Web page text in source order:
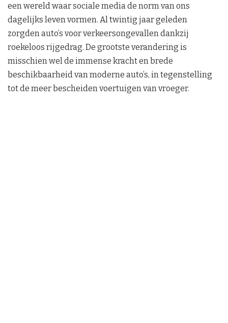
een wereld waar sociale media de norm van ons
dagelijks leven vormen. Al twintig jaar geleden
zorgden auto’s voor verkeersongevallen dankzij
roekeloos rijgedrag. De grootste verandering is
misschien wel de immense kracht en brede
beschikbaarheid van moderne auto’s, in tegenstelling
tot de meer bescheiden voertuigen van vroeger.